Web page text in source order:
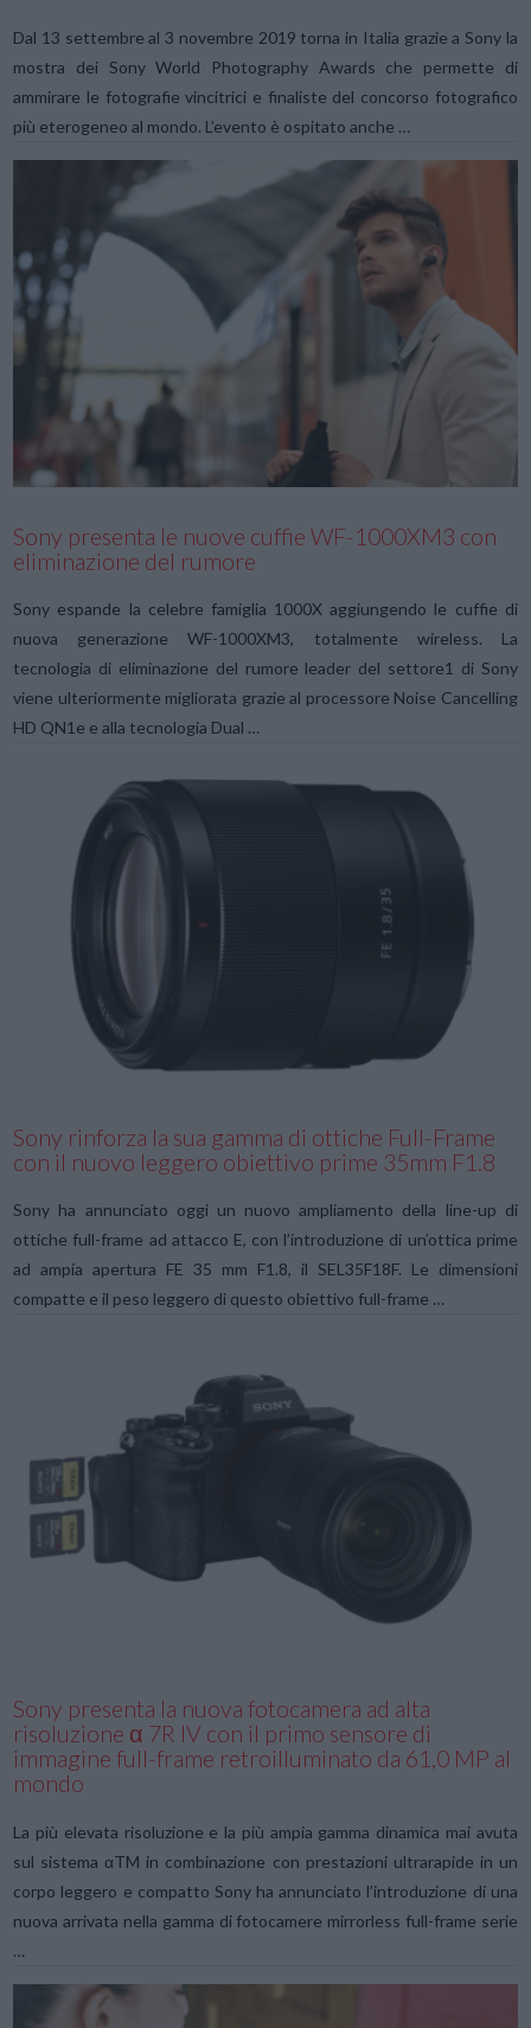
Dal 13 settembre al 3 novembre 2019 torna in Italia grazie a Sony la
mostra dei Sony World Photography Awards che permette di
ammirare le fotografie vincitrici e finaliste del concorso fotografico
più eterogeneo al mondo. L’evento è ospitato anche …
Sony presenta le nuove cuffie WF-1000XM3 con
eliminazione del rumore
Sony espande la celebre famiglia 1000X aggiungendo le cuffie di
nuova generazione WF-1000XM3, totalmente wireless. La
tecnologia di eliminazione del rumore leader del settore1 di Sony
viene ulteriormente migliorata grazie al processore Noise Cancelling
HD QN1e e alla tecnologia Dual …
VIEW POST
Sony rinforza la sua gamma di ottiche Full-Frame
con il nuovo leggero obiettivo prime 35mm F1.8
Sony ha annunciato oggi un nuovo ampliamento della line-up di
ottiche full-frame ad attacco E, con l’introduzione di un’ottica prime
ad ampia apertura FE 35 mm F1.8, il SEL35F18F. Le dimensioni
compatte e il peso leggero di questo obiettivo full-frame …
Sony presenta la nuova fotocamera ad alta
risoluzione α 7R IV con il primo sensore di
immagine full-frame retroilluminato da 61,0 MP al
mondo
La più elevata risoluzione e la più ampia gamma dinamica mai avuta
sul sistema αTM in combinazione con prestazioni ultrarapide in un
corpo leggero e compatto Sony ha annunciato l’introduzione di una
nuova arrivata nella gamma di fotocamere mirrorless full-frame serie
…